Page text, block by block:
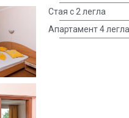
Стая с 2 легла
Апартамент 4 легла